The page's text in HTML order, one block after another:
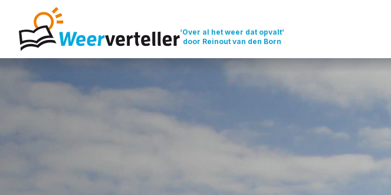
‘Over al het weer dat opvalt’
door Reinout van den Born